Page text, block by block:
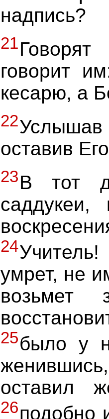
надпись?
21
говорит
кесарю, а
22
оставив
23В тот
саддукеи,
24
умрет, не
25было у
оставил
26подобно